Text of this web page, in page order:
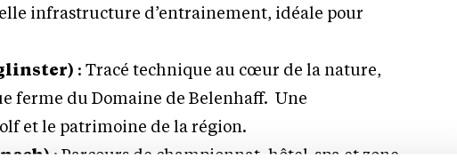
infrastructure d’entrainement, idéale pour
: Tracé technique au cœur de la nature,
ferme du Domaine de Belenhaff. Une
et le patrimoine de la région.
: Parcours de championnat, hôtel-spa et zone